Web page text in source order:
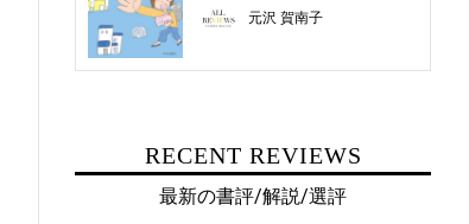
元沢 賀南子
RECENT REVIEWS
最新の書評/解説/選評